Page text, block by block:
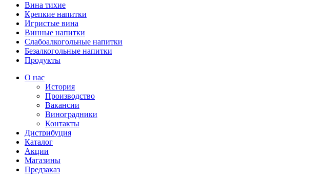
Вина тихие
Крепкие напитки
Игристые вина
Винные напитки
Слабоалкогольные напитки
Безалкогольные напитки
Продукты
О нас
История
Производство
Вакансии
Виноградники
Контакты
Дистрибуция
Каталог
Акции
Магазины
Предзаказ